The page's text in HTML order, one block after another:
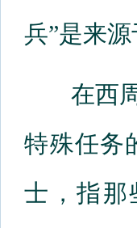
兵”是来源
在西周
特殊任务
士，指那